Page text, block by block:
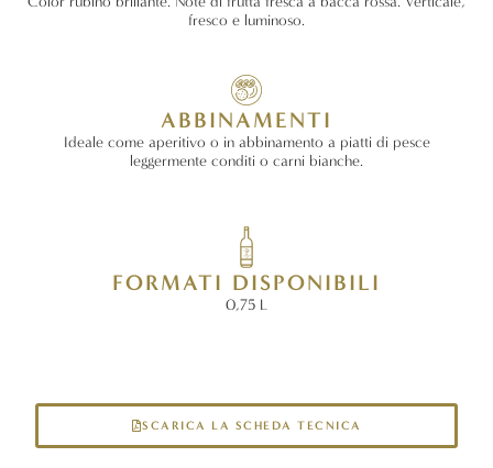
fresco e luminoso.
ABBINAMENTI
Ideale come aperitivo o in abbinamento a piatti di pesce
leggermente conditi o carni bianche.
FORMATI DISPONIBILI
0,75 L
SCARICA LA SCHEDA TECNICA